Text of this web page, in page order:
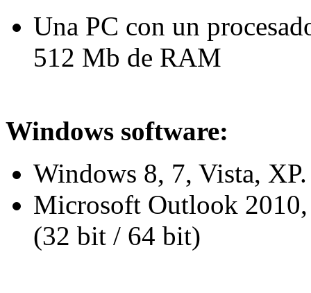
Una PC con un
512 Mb de RAM
Windows software:
Windows 8, 7, Vista,
Microsoft Outlook
(32 bit / 64 bit)